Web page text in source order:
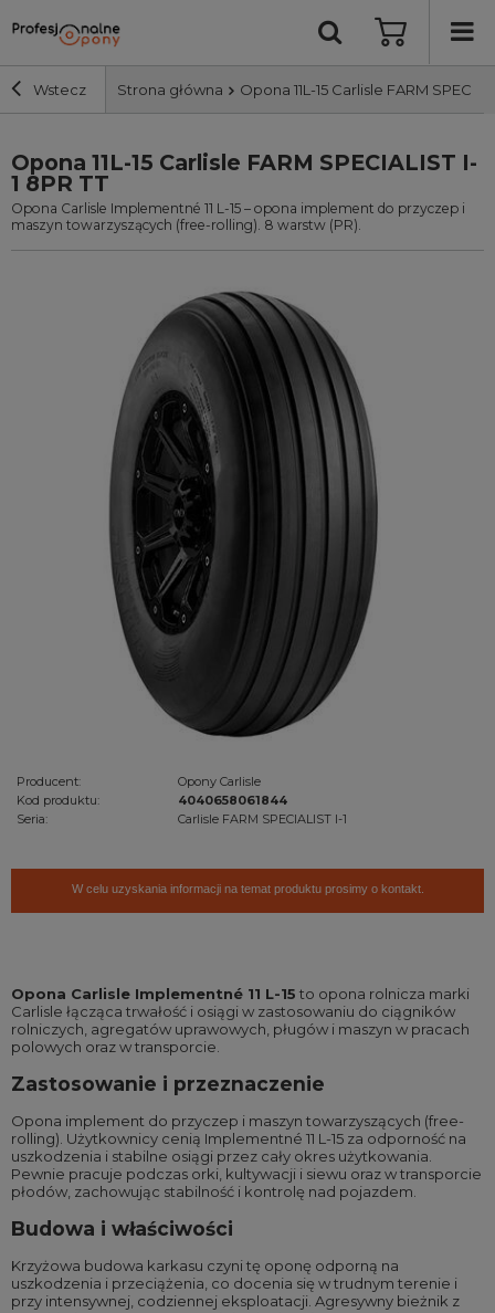
Wstecz Strona główna Opona 11L-15 Carlisle FARM
Szerokość i profil
Średnica
Opona 11L-15 Carlisle FARM SPECIALIST I-
1 8PR TT
Opona Carlisle Implementné 11 L-15 – opona implement do przyczep i
maszyn towarzyszących (free-rolling). 8 warstw (PR).
Producent:
Opony Carlisle
Kod produktu:
4040658061844
Seria:
Carlisle FARM SPECIALIST I-1
W celu uzyskania informacji na temat produktu prosimy o kontakt.
Opona Carlisle Implementné 11 L-15 to opona rolnicza marki
Carlisle łącząca trwałość i osiągi w zastosowaniu do ciągników
rolniczych, agregatów uprawowych, pługów i maszyn w pracach
polowych oraz w transporcie.
Zastosowanie i przeznaczenie
Opona implement do przyczep i maszyn towarzyszących (free-
rolling). Użytkownicy cenią Implementné 11 L-15 za odporność na
uszkodzenia i stabilne osiągi przez cały okres użytkowania.
Pewnie pracuje podczas orki, kultywacji i siewu oraz w transporcie
płodów, zachowując stabilność i kontrolę nad pojazdem.
Budowa i właściwości
Krzyżowa budowa karkasu czyni tę oponę odporną na
uszkodzenia i przeciążenia, co docenia się w trudnym terenie i
przy intensywnej, codziennej eksploatacji. Agresywny bieżnik z